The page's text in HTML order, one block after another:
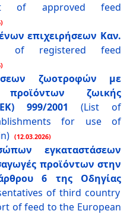
of approved feed
επιχειρήσεων Καν.
of registered feed
ζωοτροφών με
ζωικής
999/2001 (List of
for use of
(12.03.2026)
εγκαταστάσεων
προϊόντων στην
6 της Οδηγίας
of third country
of feed to the European